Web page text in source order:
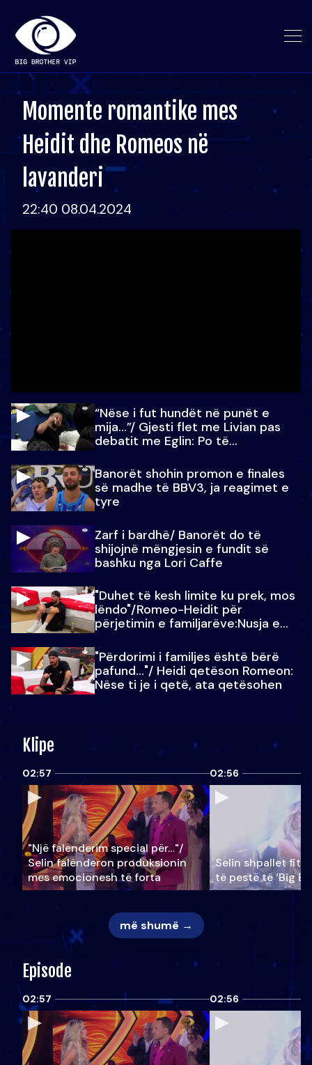
Momente romantike mes
Heidit dhe Romeos në
lavanderi
22:40 08.04.2024
“Nëse i fut hundët në punët e
mija…”/ Gjesti flet me Livian pas
debatit me Eglin: Po të
Banorët shohin promon e finales
së madhe të BBV3, ja reagimet e
tyre
Zarf i bardhë/ Banorët do të
shijojnë mëngjesin e fundit së
bashku nga Lori Caffe
"Duhet të kesh limite ku prek, mos
lëndo"/Romeo-Heidit për
përjetimin e familjarëve:Nusja e
"Përdorimi i familjes është bërë
pafund…"/ Heidi qetëson Romeon:
Nëse ti je i qetë, ata qetësohen
Klipe
02:57
"Një falenderim special për…"/
Selin falënderon produksionin
mes emocionesh të forta
02:56
Selin shpallet
të pestë të ‘Big
më shumë →
Episode
02:57 02:56